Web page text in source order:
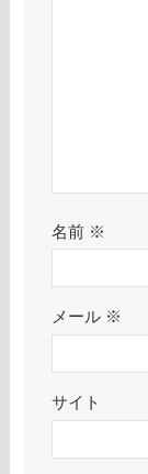
名前 ※
メール ※
サイト